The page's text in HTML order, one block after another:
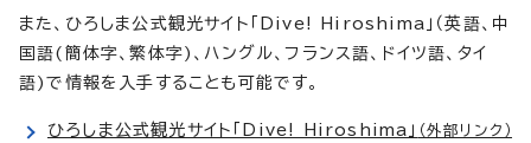
また、ひろしま公式観光サイト「Dive! Hiroshima」（英語、中
国語(簡体字、繁体字)、ハングル、フランス語、ドイツ語、タイ
語)で情報を入手することも可能です。
ひろしま公式観光サイト「Dive! Hiroshima」 （外部リンク）